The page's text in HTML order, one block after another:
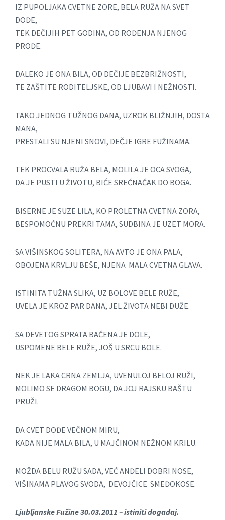
IZ PUPOLJAKA CVETNE ZORE, BELA RUŽA NA SVET
DOĐE,
TEK DEČIJIH PET GODINA, OD ROĐENJA NJENOG
PROĐE.
DALEKO JE ONA BILA, OD DEČIJE BEZBRIŽNOSTI,
TE ZAŠTITE RODITELJSKE, OD LJUBAVI I NEŽNOSTI.
TAKO JEDNOG TUŽNOG DANA, UZROK BLIŽNJIH, DOSTA
MANA,
PRESTALI SU NJENI SNOVI, DEČJE IGRE FUŽINAMA.
TEK PROCVALA RUŽA BELA, MOLILA JE OCA SVOGA,
DA JE PUSTI U ŽIVOTU, BIĆE SREĆNAČAK DO BOGA.
BISERNE JE SUZE LILA, KO PROLETNA CVETNA ZORA,
BESPOMOĆNU PREKRI TAMA, SUDBINA JE UZET MORA.
SA VIŠINSKOG SOLITERA, NA AVTO JE ONA PALA,
OBOJENA KRVLJU BEŠE, NJENA MALA CVETNA GLAVA.
ISTINITA TUŽNA SLIKA, UZ BOLOVE BELE RUŽE,
UVELA JE KROZ PAR DANA, JEL ŽIVOTA NEBI DUŽE.
SA DEVETOG SPRATA BAČENA JE DOLE,
USPOMENE BELE RUŽE, JOŠ U SRCU BOLE.
NEK JE LAKA CRNA ZEMLJA, UVENULOJ BELOJ RUŽI,
MOLIMO SE DRAGOM BOGU, DA JOJ RAJSKU BAŠTU
PRUŽI.
DA CVET DOĐE VEČNOM MIRU,
KADA NIJE MALA BILA, U MAJČINOM NEŽNOM KRILU.
MOŽDA BELU RUŽU SADA, VEĆ ANĐELI DOBRI NOSE,
VIŠINAMA PLAVOG SVODA, DEVOJČICE SMEĐOKOSE.
Ljubljanske Fužine 30.03.2011 – istiniti događaj.